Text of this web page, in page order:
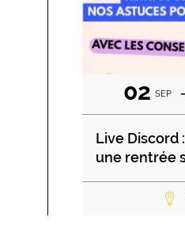
02 SEP
Live Discord
une rentrée